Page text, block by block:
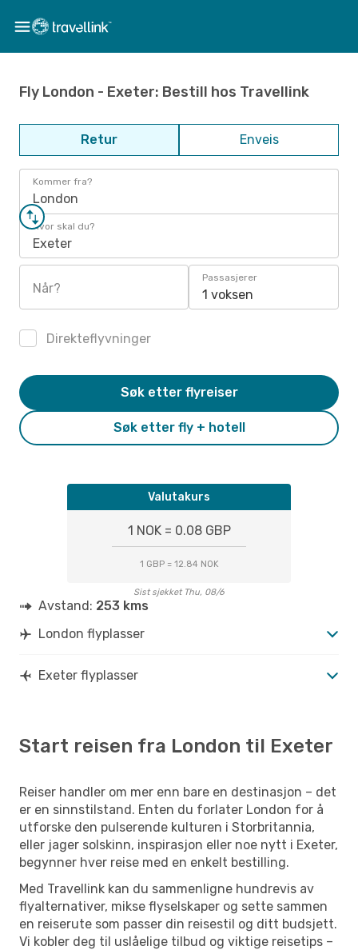
Fly London - Exeter: Bestill hos Travellink
Retur Enveis
Kommer fra?
London
Hvor skal du?
Exeter
Når?
Passasjerer
1 voksen
Direkteflyvninger
Søk etter fly + hotell
Søk etter flyreiser
Valutakurs
1 NOK = 0.08 GBP
1 GBP = 12.84 NOK
Sist sjekket Thu, 08/6
Avstand: 253 kms
London flyplasser
Exeter flyplasser
Start reisen fra London til Exeter
Reiser handler om mer enn bare en destinasjon – det
er en sinnstilstand. Enten du forlater London for å
utforske den pulserende kulturen i Storbritannia,
eller jager solskinn, inspirasjon eller noe nytt i Exeter,
begynner hver reise med en enkelt bestilling.
Med Travellink kan du sammenligne hundrevis av
flyalternativer, mikse flyselskaper og sette sammen
en reiserute som passer din reisestil og ditt budsjett.
Vi kobler deg til uslåelige tilbud og viktige reisetips –